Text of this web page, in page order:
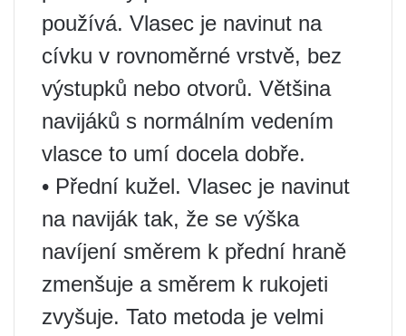
používá. Vlasec je navinut na
cívku v rovnoměrné vrstvě, bez
výstupků nebo otvorů. Většina
navijáků s normálním vedením
vlasce to umí docela dobře.
• Přední kužel. Vlasec je navinut
na naviják tak, že se výška
navíjení směrem k přední hraně
zmenšuje a směrem k rukojeti
zvyšuje. Tato metoda je velmi